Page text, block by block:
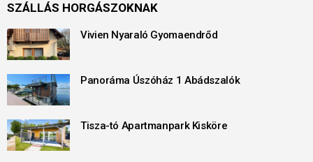
SZÁLLÁS HORGÁSZOKNAK
Vivien Nyaraló Gyomaendrőd
Panoráma Úszóház 1 Abádszalók
Tisza-tó Apartmanpark Kisköre